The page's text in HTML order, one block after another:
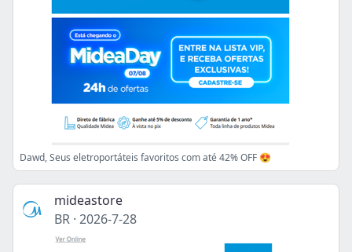
Dawd, Seus eletroportáteis favoritos com até 42% OFF 😍
mideastore
BR · 2026-7-28